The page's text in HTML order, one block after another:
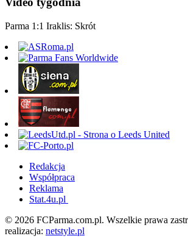
Parma 1:1 Iraklis: Skrót
Redakcja
Współpraca
Reklama
Stat.4u.pl
© 2026 FCParma.com.pl. Wszelkie prawa
realizacja: netstyle.pl